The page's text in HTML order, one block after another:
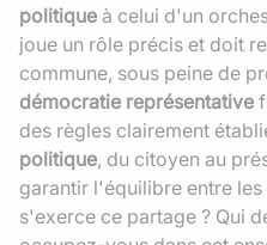
politique à celui d'un
joue un rôle précis et doit
commune, sous peine de
démocratie représentative
des règles clairement
politique, du citoyen au
garantir l'équilibre entre
s'exerce ce partage ? Qui